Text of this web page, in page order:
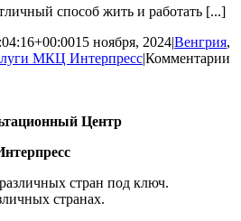
в
способ жить и работать [...]
15 ноября, 2024|Венгрия,
МКЦ Интерпресс|Комментарии
Центр
стран под ключ.
странах.